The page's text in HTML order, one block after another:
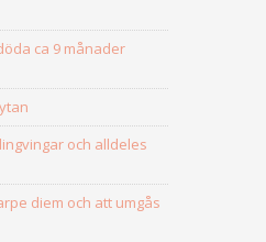
ca 9 månader
och alldeles
diem och att umgås